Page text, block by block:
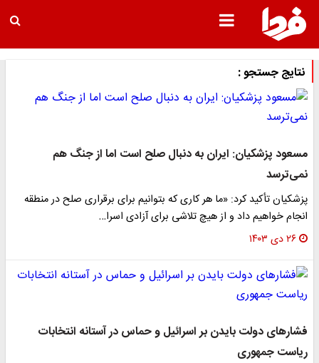
نتایج جستجو :
مسعود پزشکیان: ایران به دنبال صلح است اما از جنگ هم
نمی‌ترسد
پزشکیان تأکید کرد: «ما هر کاری که بتوانیم برای برقراری صلح در منطقه
انجام خواهیم داد و از هیچ تلاشی برای آزادی اسرا…
۲۶ دی ۱۴۰۳
فشارهای دولت بایدن بر اسرائیل و حماس در آستانه انتخابات
ریاست جمهوری